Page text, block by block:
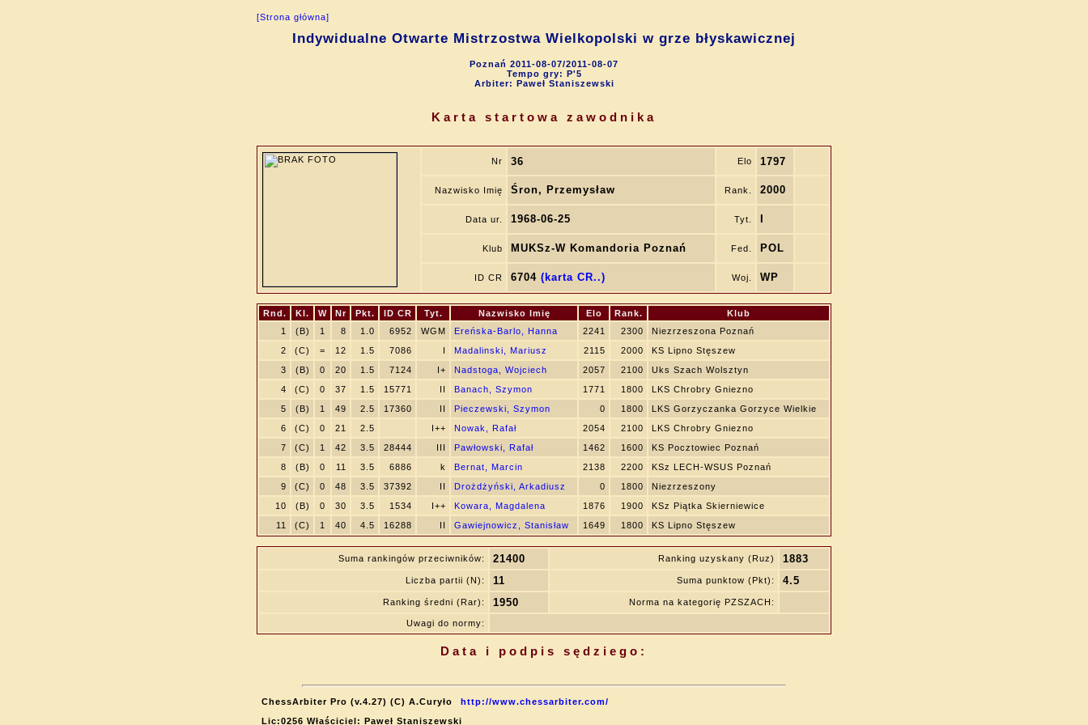
[Strona główna]
Indywidualne Otwarte Mistrzostwa Wielkopolski w grze błyskawicznej
Poznań 2011-08-07/2011-08-07
Tempo gry: P'5
Arbiter: Paweł Staniszewski
Karta startowa zawodnika
Nr 36 Elo 1797
Nazwisko Imię Śron, Przemysław Rank. 2000
Data ur. 1968-06-25 Tyt.
Klub MUKSz-W Komandoria Poznań Fed. POL
ID CR 6704 (karta CR..) Woj. WP
Rnd. Kl. W Nr Pkt. ID CR Tyt. Nazwisko Imię Elo Rank.
Klub
1
(B) 1 8 1.0 6952 WGM Ereńska-Barlo, Hanna 2241 2300
Niezrzeszona Poznań
2
(C) = 12 1.5 7086 I Madalinski, Mariusz 2115 2000
KS Lipno Stęszew
3
(B) 0 20 1.5 7124 I+ Nadstoga, Wojciech 2057 2100
Uks Szach Wolsztyn
4
(C) 0 37 1.5 15771 II Banach, Szymon 1771 1800
LKS Chrobry Gniezno
5
(B) 1 49 2.5 17360 II Pieczewski, Szymon 0 1800
LKS Gorzyczanka Gorzyce Wielkie
6
(C) 0 21 2.5 I++ Nowak, Rafał 2054 2100
LKS Chrobry Gniezno
7
(C) 1 42 3.5 28444 III Pawłowski, Rafał 1462 1600
KS Pocztowiec Poznań
8
(B) 0 11 3.5 6886 k Bernat, Marcin 2138 2200
KSz LECH-WSUS Poznań
9
(C) 0 48 3.5 37392 II Drożdżyński, Arkadiusz 0 1800
Niezrzeszony
10
(B) 0 30 3.5 1534 I++ Kowara, Magdalena 1876 1900
KSz Piątka Skierniewice
11
(C) 1 40 4.5 16288 II Gawiejnowicz, Stanisław 1649 1800 KS Lipno Stęszew
Suma rankingów przeciwników: 21400 Ranking uzyskany (Ruz) 1883
Liczba partii (N): 11 Suma punktow (Pkt): 4.5
Ranking średni (Rar): 1950 Norma na kategorię PZSZACH:
Uwagi do normy:
Data i podpis sędziego:
ChessArbiter Pro (v.4.27) (C) A.Curyło
http://www.chessarbiter.com/
Lic:0256 Właściciel: Paweł Staniszewski